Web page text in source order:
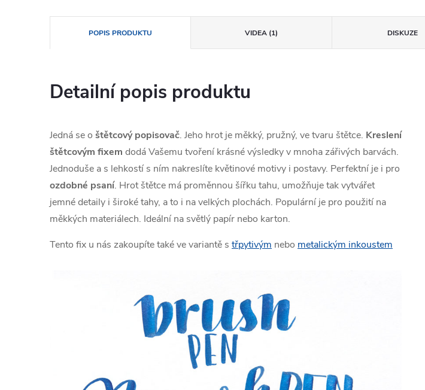
POPIS PRODUKTU VIDEA (1) DISKUZE
Detailní popis produktu
Jedná se o štětcový popisovač. Jeho hrot je měkký, pružný, ve tvaru štětce. Kreslení
štětcovým fixem dodá Vašemu tvoření krásné výsledky v mnoha zářivých barvách.
Jednoduše a s lehkostí s ním nakreslíte květinové motivy i postavy. Perfektní je i pro
ozdobné psaní. Hrot štětce má proměnnou šířku tahu, umožňuje tak vytvářet
jemné detaily i široké tahy, a to i na velkých plochách. Populární je pro použití na
měkkých materiálech. Ideální na světlý papír nebo karton.
Tento fix u nás zakoupíte také ve variantě s třpytivým nebo metalickým inkoustem